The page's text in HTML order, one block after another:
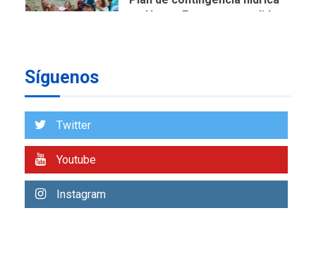
en Nueva Esparta consolida
7
Síguenos
Twitter
Youtube
Instagram